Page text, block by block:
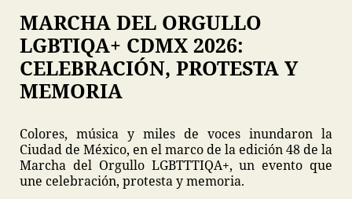
MARCHA DEL ORGULLO
LGBTIQA+ CDMX 2026:
CELEBRACIÓN, PROTESTA Y
MEMORIA
Colores, música y miles de voces inundaron la
Ciudad de México, en el marco de la edición 48 de la
Marcha del Orgullo LGBTTTIQA+, un evento que
une celebración, protesta y memoria.